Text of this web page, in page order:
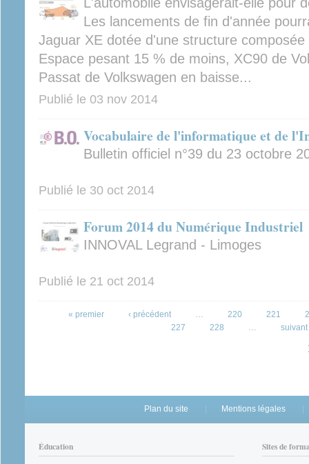
Les lancements de fin d'année
Jaguar XE dotée d'une structure
Espace pesant 15 % de moins, XC90 de
Passat de Volkswagen en baisse...
Publié le 03 nov 2014
Vocabulaire de l'informatique et de
Bulletin officiel n°39 du 23 octobre
Publié le 30 oct 2014
Forum 2014 du Numérique Industriel
INNOVAL Legrand - Limoges
Publié le 21 oct 2014
« premier ‹ précédent … 220 221
227
228 … suivant
Plan du site Mentions légales
Éducation Sites de